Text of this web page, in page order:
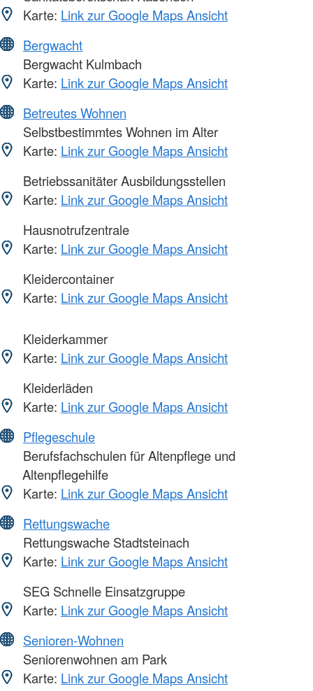
Karte: Link zur Google Maps Ansicht
Bergwacht
Bergwacht Kulmbach
Karte: Link zur Google Maps Ansicht
Betreutes Wohnen
Selbstbestimmtes Wohnen im Alter
Karte: Link zur Google Maps Ansicht
Betriebssanitäter Ausbildungsstellen
Karte: Link zur Google Maps Ansicht
Hausnotrufzentrale
Karte: Link zur Google Maps Ansicht
Kleidercontainer
Karte: Link zur Google Maps Ansicht
Kleiderkammer
Karte: Link zur Google Maps Ansicht
Kleiderläden
Karte: Link zur Google Maps Ansicht
Pflegeschule
Berufsfachschulen für Altenpflege und
Altenpflegehilfe
Karte: Link zur Google Maps Ansicht
Rettungswache
Rettungswache Stadtsteinach
Karte: Link zur Google Maps Ansicht
SEG Schnelle Einsatzgruppe
Karte: Link zur Google Maps Ansicht
Senioren-Wohnen
Seniorenwohnen am Park
Karte: Link zur Google Maps Ansicht